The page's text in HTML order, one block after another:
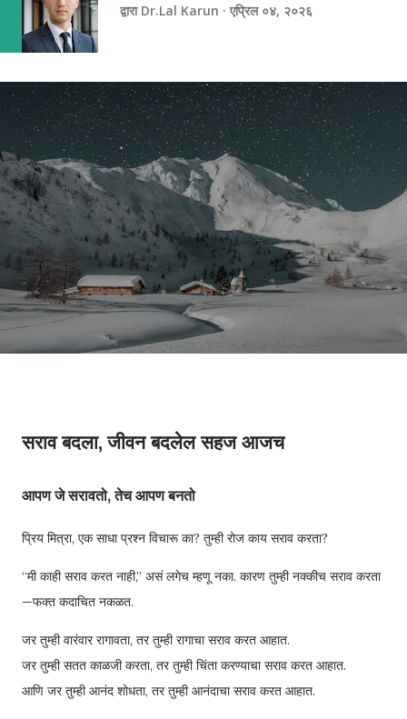
द्वारा Dr.Lal Karun एप्रिल ०४, २०२६
सराव बदला, जीवन बदलेल सहज आजच
आपण जे सरावतो, तेच आपण बनतो
प्रिय मित्रा, एक साधा प्रश्न विचारू का? तुम्ही रोज काय सराव करता?
“मी काही सराव करत नाही,” असं लगेच म्हणू नका. कारण तुम्ही नक्कीच सराव करता
—फक्त कदाचित नकळत.
जर तुम्ही वारंवार रागावता, तर तुम्ही रागाचा सराव करत आहात.
जर तुम्ही सतत काळजी करता, तर तुम्ही चिंता करण्याचा सराव करत आहात.
आणि जर तुम्ही आनंद शोधता, तर तुम्ही आनंदाचा सराव करत आहात.